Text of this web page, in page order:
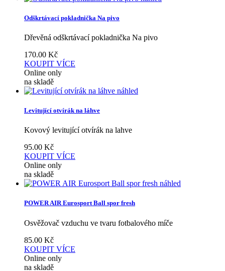
Odškrtávací pokladnička Na pivo
Dřevěná odškrtávací pokladnička Na pivo
170.00 Kč
KOUPIT VÍCE
Online only
na skladě
náhled
Levitující otvírák na láhve
Kovový levitující otvírák na lahve
95.00 Kč
KOUPIT VÍCE
Online only
na skladě
náhled
POWER AIR Eurosport Ball spor fresh
Osvěžovač vzduchu ve tvaru fotbalového míče
85.00 Kč
KOUPIT VÍCE
Online only
na skladě